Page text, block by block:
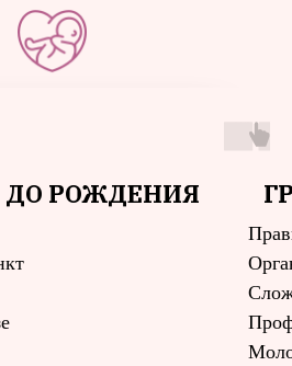
инстинкт
родов
ДО РОЖДЕНИЯ